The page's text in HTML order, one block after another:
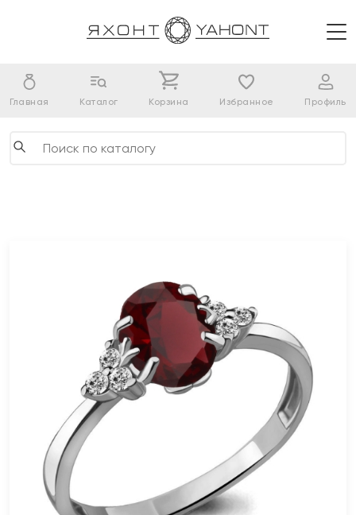
Главная Каталог Корзина Избранное Профиль